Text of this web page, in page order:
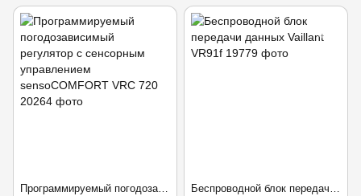
Программируемый погодозависимый регулятор с сенсорным управлением sensoCOMFORT VRС 720 Беспроводной блок передачи данных Vaillant VR91f